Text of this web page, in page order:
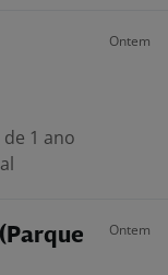
Ontem
1 ano
Ontem